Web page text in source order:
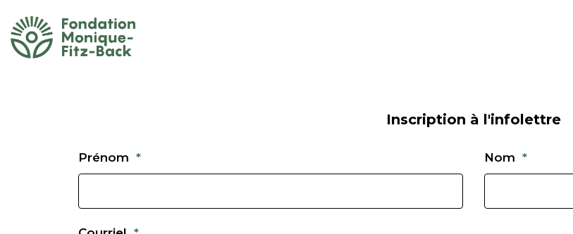
Inscription à l'infolettre
Prénom * Nom *